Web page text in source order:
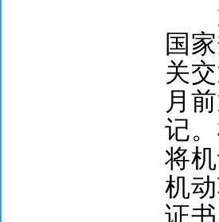
国
关
月
记
将
机
证